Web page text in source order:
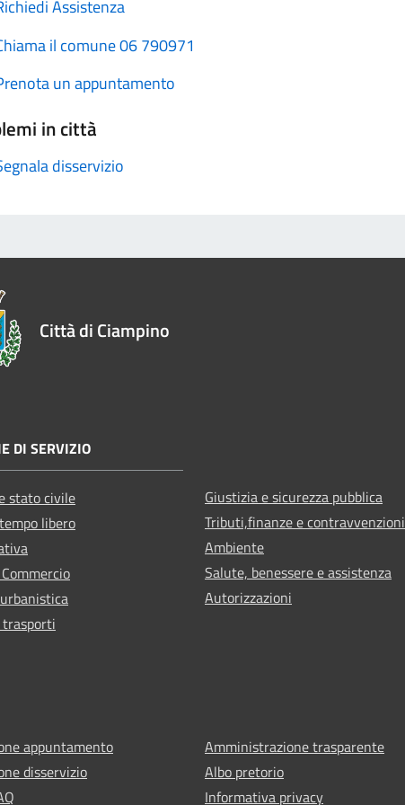
Assistenza
il comune 06 790971
un appuntamento
in città
disservizio
Città di Ciampino
DI SERVIZIO
stato civile
libero
Giustizia e sicurezza pubblica
Tributi,finanze e contravvenzioni
Ambiente
Salute, benessere e assistenza
Autorizzazioni
appuntamento
disservizio
Amministrazione trasparente
Albo pretorio
Informativa privacy